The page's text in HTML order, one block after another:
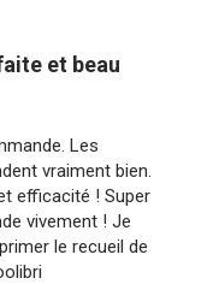
et beau
Les
vraiment bien.
efficacité ! Super
vivement ! Je
le recueil de